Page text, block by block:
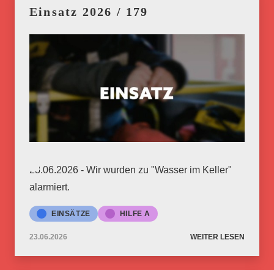
Einsatz 2026 / 179
23.06.2026 - Wir wurden zu "Wasser im Keller"
alarmiert.
EINSÄTZE HILFE A
23.06.2026 WEITER LESEN